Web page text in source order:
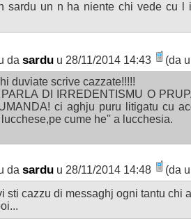
sardu un n ha niente chi vede cu l
da sardu u 28/11/2014 14:43
(da
duviate scrive cazzate!!!!!
DI IRREDENTISMU O
ci aghju puru litigatu cu
cume he'' a lucchesia.
da sardu u 28/11/2014 14:48
(da
sti cazzu di messaghj ogni tantu chi